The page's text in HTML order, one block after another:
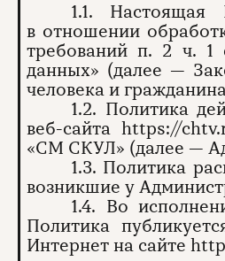
1.1. Настоящая
в отношении
требований п. 2 ч. 1
данных» (далее —
человека и
1.2. Политика
веб-сайта https://
«СМ СКУЛ» (далее —
1.3. Политика
возникшие у
1.4. Во
Политика
Интернет на сайте